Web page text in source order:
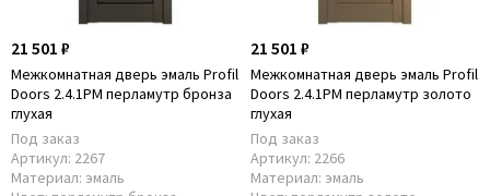
21 501 ₽
Межкомнатная дверь эмаль Profil
Doors 2.4.1PM перламутр бронза
глухая
Под заказ
Артикул: 2267
Материал: эмаль
21 501 ₽
Межкомнатная дверь эмаль Profil
Doors 2.4.1PM перламутр золото
глухая
Под заказ
Артикул: 2266
Материал: эмаль